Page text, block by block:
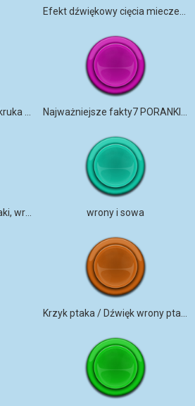
Park w mieście, wrony, ptaki, wrony wiosną wrony i sowa